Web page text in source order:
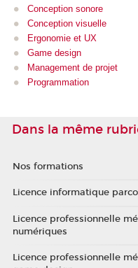
Conception sonore
Conception visuelle
Ergonomie et UX
Game design
Management de projet
Programmation
Dans la même
Nos formations
Licence informatique
Licence professionnelle
numériques
Licence professionnelle